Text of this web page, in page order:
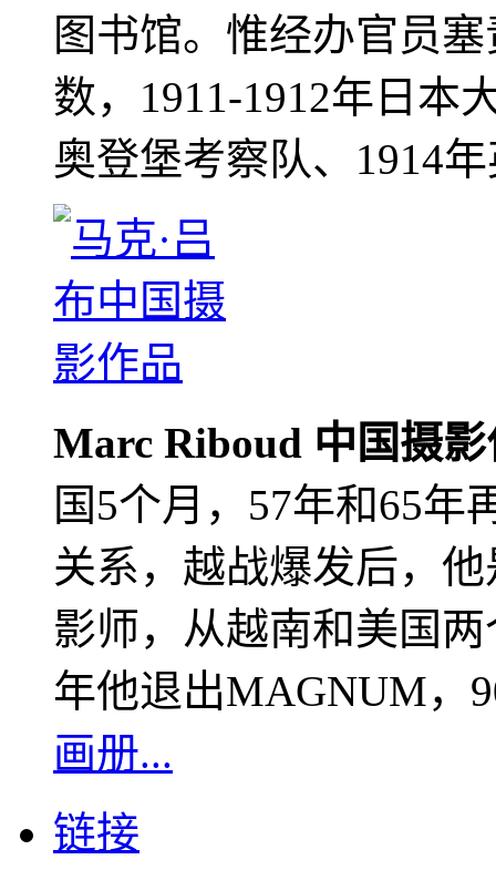
图书馆。惟经办官员
数，1911-1912年日本
奥登堡考察队、1914
Marc Riboud 中国摄
国5个月，57年和65年
关系，越战爆发后，
影师，从越南和美国
年他退出MAGNUM，
画册...
链接